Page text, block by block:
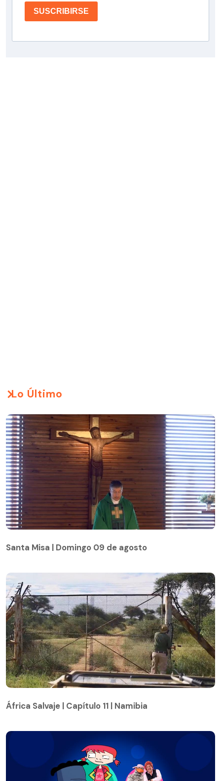
SUSCRIBIRSE
Lo Último
Santa Misa | Domingo 09 de agosto
África Salvaje | Capítulo 11 | Namibia